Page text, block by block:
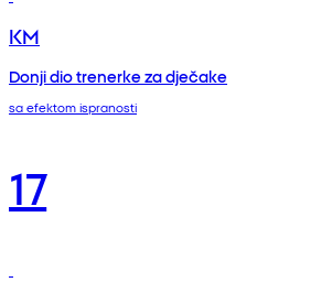
KM
Donji dio trenerke za dječake
sa efektom ispranosti
17